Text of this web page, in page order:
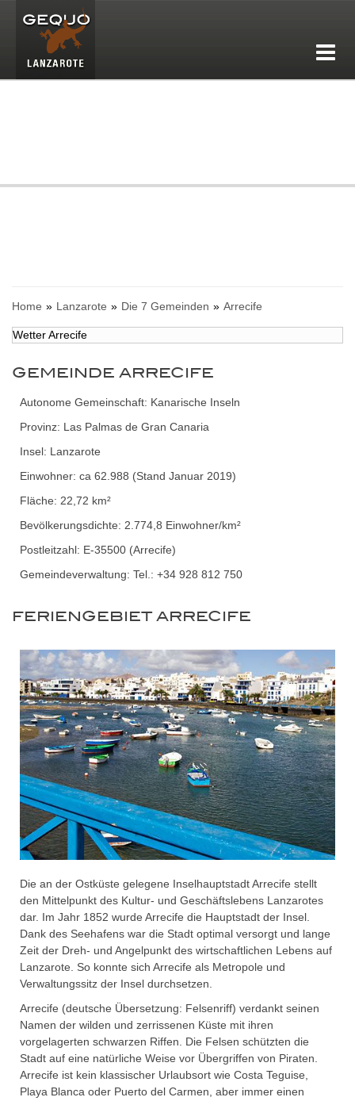
Home Lanzarote Die 7 Gemeinden Arrecife
Wetter Arrecife
GEMEINDE ARRECIFE
Autonome Gemeinschaft: Kanarische Inseln
Provinz: Las Palmas de Gran Canaria
Insel: Lanzarote
Einwohner: ca 62.988 (Stand Januar 2019)
Fläche: 22,72 km²
Bevölkerungsdichte: 2.774,8 Einwohner/km²
Postleitzahl: E-35500 (Arrecife)
Gemeindeverwaltung: Tel.: +34 928 812 750
FERIENGEBIET ARRECIFE
Die an der Ostküste gelegene Inselhauptstadt Arrecife stellt
den Mittelpunkt des Kultur- und Geschäftslebens Lanzarotes
dar. Im Jahr 1852 wurde Arrecife die Hauptstadt der Insel.
Dank des Seehafens war die Stadt optimal versorgt und lange
Zeit der Dreh- und Angelpunkt des wirtschaftlichen Lebens auf
Lanzarote. So konnte sich Arrecife als Metropole und
Verwaltungssitz der Insel durchsetzen.
Arrecife (deutsche Übersetzung: Felsenriff) verdankt seinen
Namen der wilden und zerrissenen Küste mit ihren
vorgelagerten schwarzen Riffen. Die Felsen schützten die
Stadt auf eine natürliche Weise vor Übergriffen von Piraten.
Arrecife ist kein klassischer Urlaubsort wie Costa Teguise,
Playa Blanca oder Puerto del Carmen, aber immer einen